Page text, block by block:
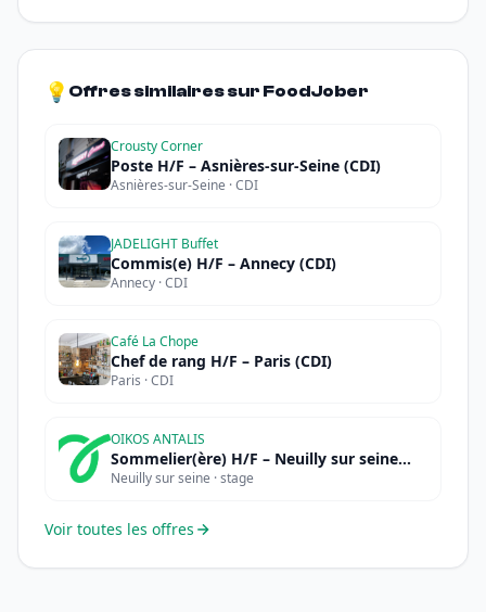
💡 Offres similaires sur FoodJober
Crousty Corner
Poste H/F – Asnières-sur-Seine (CDI)
Asnières-sur-Seine · CDI
JADELIGHT Buffet
Commis(e) H/F – Annecy (CDI)
Annecy · CDI
Café La Chope
Chef de rang H/F – Paris (CDI)
Paris · CDI
OIKOS ANTALIS
Sommelier(ère) H/F – Neuilly sur seine
(STAGE)
Neuilly sur seine · stage
Voir toutes les offres